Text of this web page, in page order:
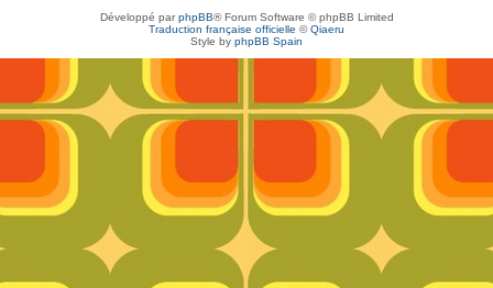
Développé parphpBB® Forum Software © phpBB Limited
Traduction française officielle ©Qiaeru
Style by phpBB Spain